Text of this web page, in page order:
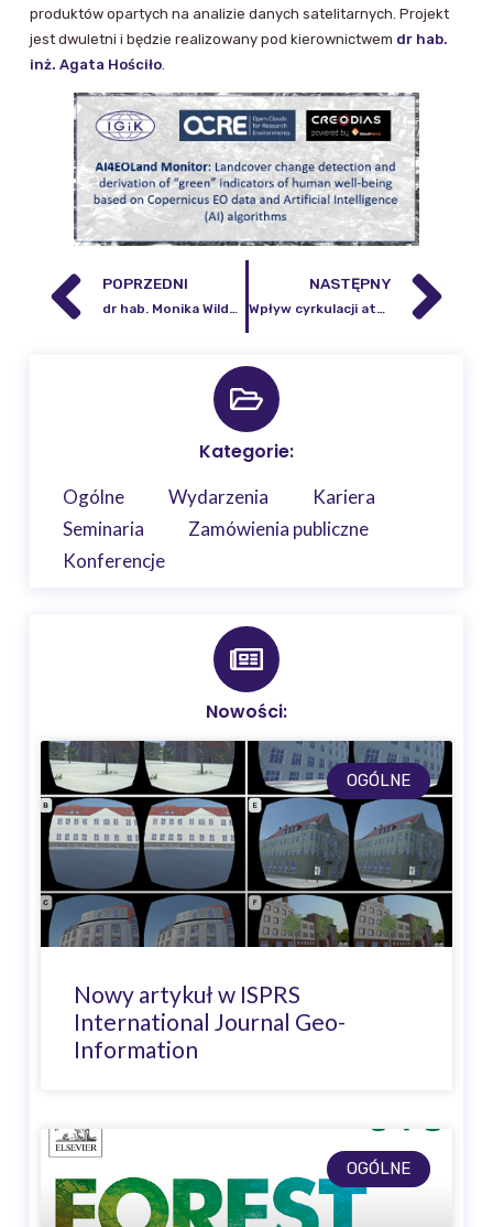
produktów opartych na analizie danych satelitarnych. Projekt
jest dwuletni i będzie realizowany pod kierownictwem dr hab.
inż. Agata Hościło
POPRZEDNI
dr hab. Monika Wilde-Piórko p.o. Dyrektora Instytutu Geodezji i Kartografii
NASTĘPNY
Wpływ cyrkulacji atmosferycznej na promieniowanie słoneczne w Polsce – nowy artykuł naukowy już dostępny!
Kategorie:
Ogólne Wydarzenia
Kariera
Seminaria
Zamówienia publiczne
Konferencje
Nowości:
OGÓLNE
Nowy artykuł w ISPRS
International Journal Geo-
Information
OGÓLNE